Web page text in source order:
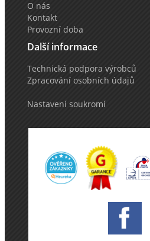
O nás
Kontakt
Provozní doba
Další informace
Technická podpora výrobců
Zpracování osobních údajů
Nastavení soukromí